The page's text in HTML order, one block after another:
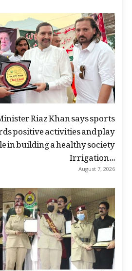
Riaz Khan says sports
positive activities and play
in building a healthy society
Irrigation...
August 7, 2026